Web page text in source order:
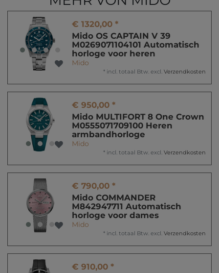
€ 1320,00 *
Mido OS CAPTAIN V 39
M0269071104101 Automatisch
horloge voor heren
Mido
* incl. totaal Btw. excl. Verzendkosten
€ 950,00 *
Mido MULTIFORT 8 One Crown
M0555071709100 Heren
armbandhorloge
Mido
* incl. totaal Btw. excl. Verzendkosten
€ 790,00 *
Mido COMMANDER
M842947711 Automatisch
horloge voor dames
Mido
* incl. totaal Btw. excl. Verzendkosten
€ 910,00 *